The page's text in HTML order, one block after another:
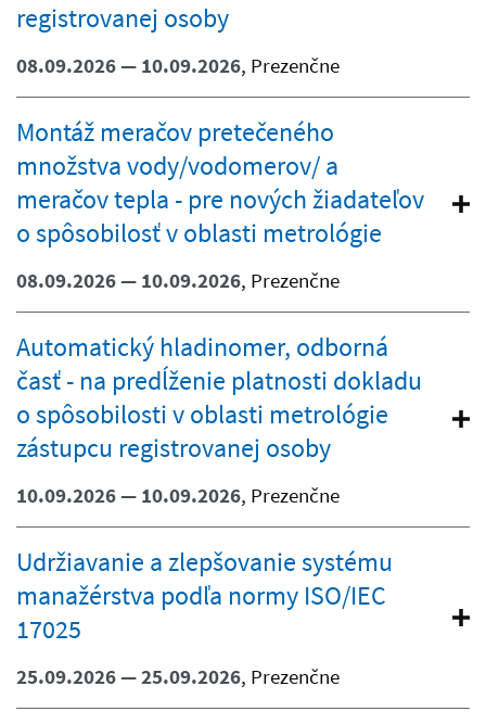
registrovanej osoby
08.09.2026 — 10.09.2026, Prezenčne
Montáž meračov pretečeného
množstva vody/vodomerov/ a
meračov tepla - pre nových žiadateľov
o spôsobilosť v oblasti metrológie
08.09.2026 — 10.09.2026, Prezenčne
Automatický hladinomer, odborná
časť - na predĺženie platnosti dokladu
o spôsobilosti v oblasti metrológie
zástupcu registrovanej osoby
10.09.2026 — 10.09.2026, Prezenčne
Udržiavanie a zlepšovanie systému
manažérstva podľa normy ISO/IEC
17025
25.09.2026 — 25.09.2026, Prezenčne